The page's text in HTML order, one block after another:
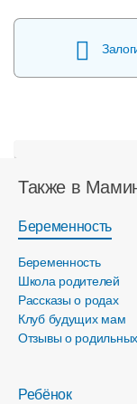
Также в
Беременность
Беременность
Школа родителей
Рассказы о родах
Клуб будущих мам
Отзывы о
Ребёнок